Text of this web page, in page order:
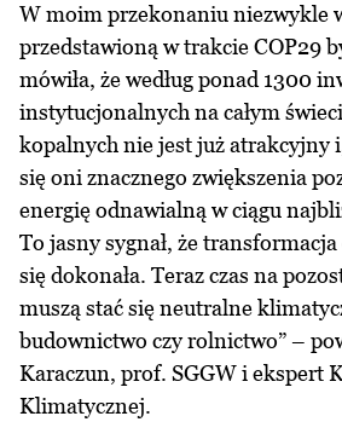
W moim przekonaniu niezwykle
przedstawioną w trakcie COP29
mówiła, że według ponad 1300
instytucjonalnych na całym
kopalnych nie jest już atrakcyjny
się oni znacznego zwiększenia
energię odnawialną w ciągu
To jasny sygnał, że
się dokonała. Teraz czas na
muszą stać się neutralne
budownictwo czy rolnictwo” –
Karaczun, prof. SGGW i ekspert
Klimatycznej.